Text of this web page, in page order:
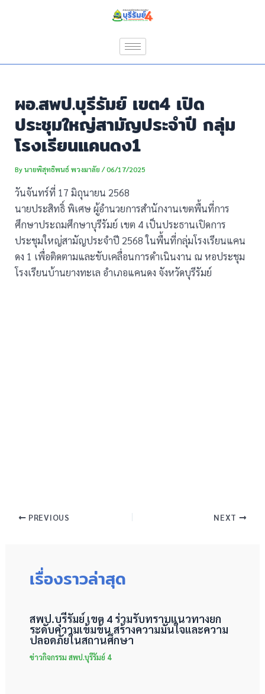
ผอ.สพป.บุรีรัมย์ เขต4 เปิด
ประชุมใหญ่สามัญประจำปี กลุ่ม
โรงเรียนแคนดง1
Byนายพิสุทธิพนธ์ พวงมาลัย/06/17/2025
วันจันทร์ที่ 17 มิถุนายน 2568
นายประสิทธิ์ พิเศษ ผู้อำนวยการสำนักงานเขตพื้นที่การ
ศึกษาประถมศึกษาบุรีรัมย์ เขต 4 เป็นประธานเปิดการ
ประชุมใหญ่สามัญประจำปี 2568 ในพื้นที่กลุ่มโรงเรียนแคน
ดง 1 เพื่อติดตามและขับเคลื่อนการดำเนินงาน ณ หอประชุม
โรงเรียนบ้านยางทะเล อำเภอแคนดง จังหวัดบุรีรัมย์
PREVIOUS NEXT
เรื่องราวล่าสุด
สพป.บุรีรัมย์ เขต 4 ร่วมรับทราบแนวทางยก
ระดับความเข้มข้น สร้างความมั่นใจและความ
ปลอดภัยในสถานศึกษา
ข่าวกิจกรรม สพป.บุรีรัมย์ 4